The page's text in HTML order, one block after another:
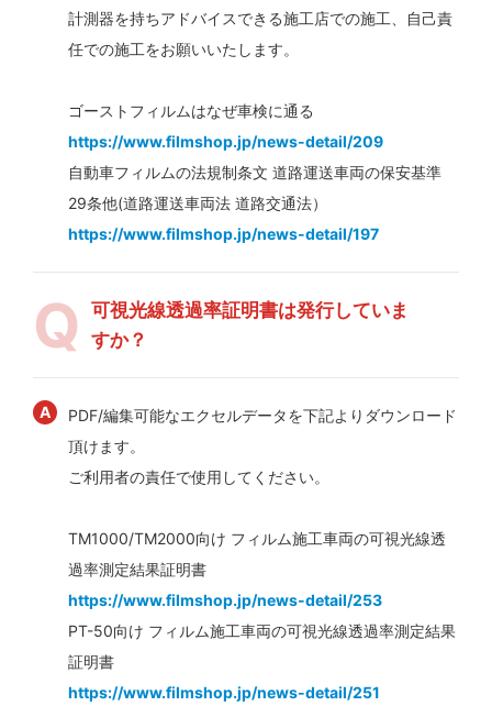
計測器を持ちアドバイスできる施工店での施工、自己責
任での施工をお願いいたします。
ゴーストフィルムはなぜ車検に通る
https://www.filmshop.jp/news-detail/209
自動車フィルムの法規制条文 道路運送車両の保安基準
29条他(道路運送車両法 道路交通法）
https://www.filmshop.jp/news-detail/197
可視光線透過率証明書は発行していま
すか？
PDF/編集可能なエクセルデータを下記よりダウンロード
頂けます。
ご利用者の責任で使用してください。
TM1000/TM2000向け フィルム施工車両の可視光線透
過率測定結果証明書
https://www.filmshop.jp/news-detail/253
PT-50向け フィルム施工車両の可視光線透過率測定結果
証明書
https://www.filmshop.jp/news-detail/251